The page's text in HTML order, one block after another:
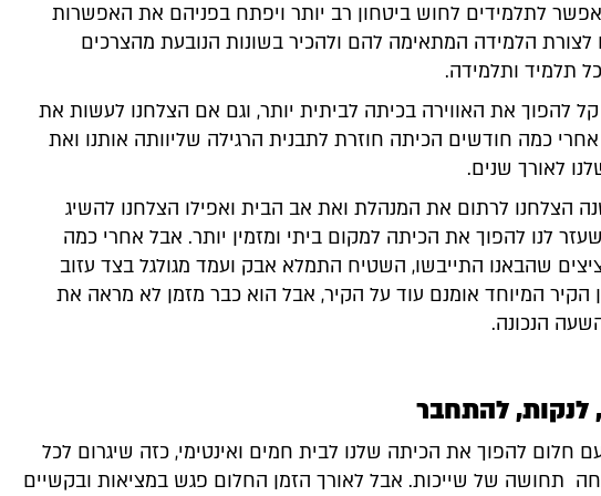
לתלמידים לחוש ביטחון רב יותר ויפתח בפניהם את האפשרות
לצורת הלמידה המתאימה להם ולהכיר בשונות הנובעת מהצרכים
תלמיד ותלמידה.
להפוך את האווירה בכיתה לביתית יותר, וגם אם הצלחנו לעשות את
כמה חודשים הכיתה חוזרת לתבנית הרגילה שליוותה אותנו ואת
לאורך שנים.
הצלחנו לרתום את המנהלת ואת אב הבית ואפילו הצלחנו להשיג
לנו להפוך את הכיתה למקום ביתי ומזמין יותר. אבל אחרי כמה
שהבאנו התייבשו, השטיח התמלא אבק ועמד מגולגל בצד עזוב
הקיר המיוחד אומנם עוד על הקיר, אבל הוא כבר מזמן לא מראה את
הנכונה.
להתחבר
חלום להפוך את הכיתה שלנו לבית חמים ואינטימי, כזה שיגרום לכל
תחושה של שייכות. אבל לאורך הזמן החלום פגש במציאות ובקשיים